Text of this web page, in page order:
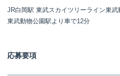
JR白岡駅 東武スカイツリーライン東
東武動物公園駅より車で12分
応募要項